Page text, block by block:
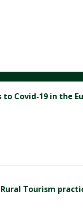
Covid-19 in the
Tourism